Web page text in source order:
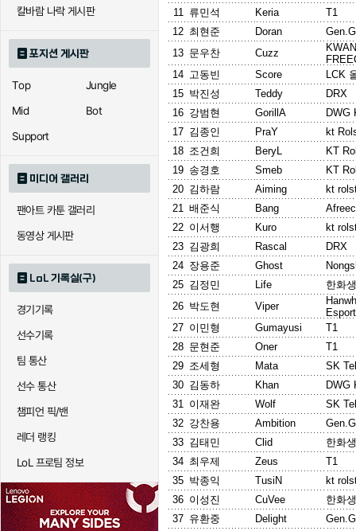
칼바람 나락 게시판
포지션 게시판
Top
Jungle
Mid
Bot
Support
미디어 갤러리
팬아트 카툰 갤러리
동영상 게시판
LoL 기록실(구)
경기기록
선수기록
팀 통산
선수 통산
챔피언 픽/밴
레더 랭킹
LoL 프로팀 정보
11 류민석 Keria
T1
12 최현준 Doran
13 문우찬 Cuzz
14 고동빈 Score
LCK
15 박진성 Teddy
DRX
16 강범현 GorillA
DWG
17 김종인 PraY
kt
18 조건희 BeryL
KT
19 송경호 Smeb
KT
20 김하람 Aiming
kt
21 배준식 Bang
22 이서행 Kuro
kt
23 김광희 Rascal
DRX
24 장용준 Ghost
25 김정민 Life
한화
26 박도현 Viper
27 이민형 Gumayusi
T1
28 문현준 Oner
T1
29 조세형 Mata
SK
30 김동하 Khan
DWG
31 이재완 Wolf
SK
32 강찬용 Ambition
33 김태민 Clid
한화
34 최우제 Zeus
T1
35 박종익 TusiN
kt
36 이성진 CuVee
한화
37 유환중 Delight